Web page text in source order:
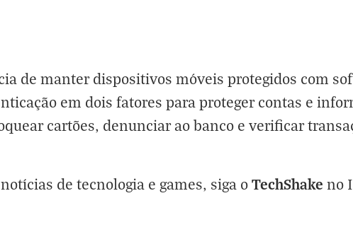
de manter dispositivos móveis protegidos com
em dois fatores para proteger contas e
cartões, denunciar ao banco e verificar
de tecnologia e games, siga oTechShake no